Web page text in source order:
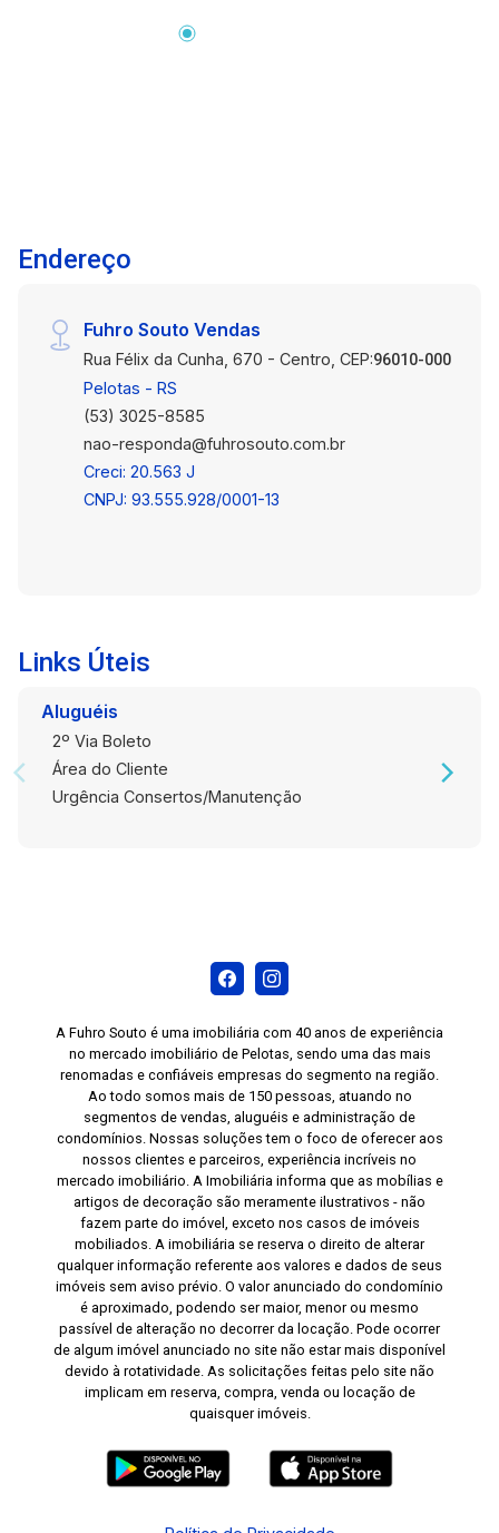
disso, o imóvel conta com um terraço e um pátio
para até 2 veículos. Região tranquila e fora de
área de alagamento. Localização: Situado na Rua
valorizada, o imóvel está a poucos minutos da
Praia do Laranjal, um dos principais pontos de
lazer de Pelotas. Ideal para quem deseja viver
próximo à natureza, com fácil acesso a áreas de
lazer, caminhadas e momentos ao ar livre. Entre
em contato e agende sua visita para conhecer
de perto essa excelente oportunidade.
Endereço
Fuhro Souto Vendas
Rua Félix da Cunha, 670 - Centro, CEP:96010-000
Pelotas - RS
(53) 3025-8585
nao-responda@fuhrosouto.com.br
Creci: 20.563 J
CNPJ: 93.555.928/0001-13
Links Úteis
Aluguéis
2º Via Boleto
Área do Cliente
Urgência Consertos/Manutenção
A Fuhro Souto é uma imobiliária com 40 anos de experiência
no mercado imobiliário de Pelotas, sendo uma das mais
renomadas e confiáveis empresas do segmento na região.
Ao todo somos mais de 150 pessoas, atuando no
segmentos de vendas, aluguéis e administração de
condomínios. Nossas soluções tem o foco de oferecer aos
nossos clientes e parceiros, experiência incríveis no
mercado imobiliário. A Imobiliária informa que as mobílias e
artigos de decoração são meramente ilustrativos - não
fazem parte do imóvel, exceto nos casos de imóveis
mobiliados. A imobiliária se reserva o direito de alterar
qualquer informação referente aos valores e dados de seus
imóveis sem aviso prévio. O valor anunciado do condomínio
é aproximado, podendo ser maior, menor ou mesmo
passível de alteração no decorrer da locação. Pode ocorrer
de algum imóvel anunciado no site não estar mais disponível
devido à rotatividade. As solicitações feitas pelo site não
implicam em reserva, compra, venda ou locação de
quaisquer imóveis.